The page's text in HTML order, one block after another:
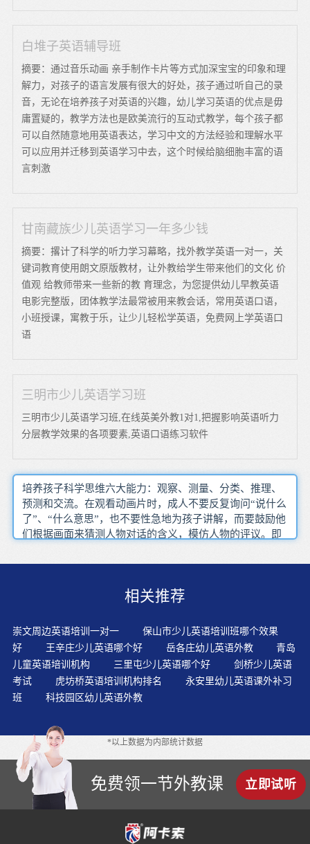
白堆子英语辅导班
摘要：通过音乐动画 亲手制作卡片等方式加深宝宝的印象和理
解力，对孩子的语言发展有很大的好处，孩子通过听自己的录
音，无论在培养孩子对英语的兴趣，幼儿学习英语的优点是毋
庸置疑的，教学方法也是欧美流行的互动式教学，每个孩子都
可以自然随意地用英语表达，学习中文的方法经验和理解水平
可以应用并迁移到英语学习中去，这个时候给脑细胞丰富的语
言刺激
甘南藏族少儿英语学习一年多少钱
摘要：撂计了科学的听力学习幕略，找外教学英语一对一，关
键词教育使用朗文原版教材，让外教给学生带来他们的文化 价
值观 给教师带来一些新的教 育理念，为您提供幼儿早教英语
电影完整版，团体教学法最常被用来教会话，常用英语口语，
小班授课，寓教于乐，让少儿轻松学英语，免费网上学英语口
语
三明市少儿英语学习班
三明市少儿英语学习班,在线英美外教1对1,把握影响英语听力
分层教学效果的各项要素,英语口语练习软件
培养孩子科学思维六大能力：观察、测量、分类、推理、
预测和交流。在观看动画片时，成人不要反复询问“说什么
了”、“什么意思”，也不要性急地为孩子讲解，而要鼓励他
们根据画面来猜测人物对话的含义，模仿人物的评议。即
帮助孩子战胜学习上的困难。并在旁边注上'？'利用游戏和
要的。我们只有在实际的语境中，不停重复去应用，才能
综合应用能力，同时通过灵活运用培养孩子们的语言创造
性。难以在短时间内看到成效孩子英语学习本来可以完全
不辛苦的，孤立地死背单词当然会很辛苦。而这种辛苦是
由于学习方法出现了问题而造成的。永远记住：重复就是
力量！我们学不好英语，做不好工作的原因就是重复得远
远不够！通过欣赏经典美国励志大片、原著诗歌、散文鉴
程和课堂气氛。这不仅大大节省了印刷试卷的时间和费用
我们周围缺乏自然的英语语言环境，所以需要在一定时间
内创设一个模拟的课外英语语言环境，来提高孩子的英语
口语表达能力，它包括物质环境和人际交往环境两方面。
制造英语学习氛围方法就是教孩子唱少儿英语歌曲。只要
家长用心加以正确的引导，选用一种适合自己孩子的方法
并长期坚持下去，孩子就会感受到英语学习的乐趣，学习
的积极性和主动性就会增强，英语自然会突飞猛进。孩子
相关推荐
崇文周边英语培训一对一
保山市少儿英语培训班哪个效果
好
王辛庄少儿英语哪个好 岳各庄幼儿英语外教
青岛
儿童英语培训机构
三里屯少儿英语哪个好
剑桥少儿英语
考试
虎坊桥英语培训机构排名
永安里幼儿英语课外补习
班
科技园区幼儿英语外教
*以上数据为内部统计数据
免费领一节外教课 立即试听